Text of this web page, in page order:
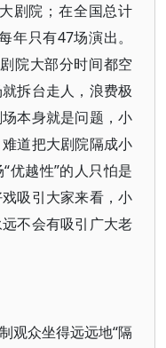
剧院；在全国总计
年只有47场演出。
院大部分时间都空
拆台走人，浪费极
本身就是问题，小
道把大剧院隔成小
优越性”的人只怕是
吸引大家来看，小
不会有吸引广大老
观众坐得远远地“隔